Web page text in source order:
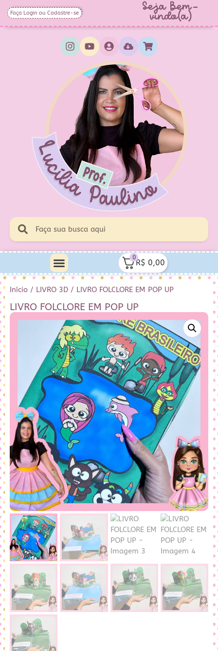
Faça Login ou Cadastre-se Seja Bem-
vindo(a)
0
R$ 0,00
Início / LIVRO 3D / LIVRO FOLCLORE EM POP UP
LIVRO FOLCLORE EM POP UP